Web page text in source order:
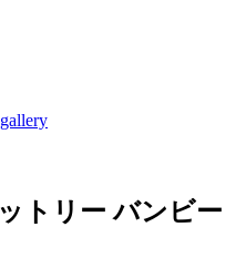
トリー バンビー